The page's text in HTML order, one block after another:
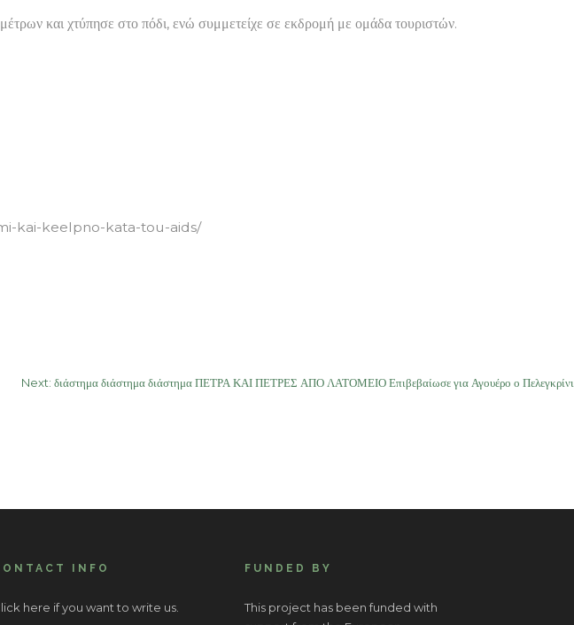
και χτύπησε στο πόδι, ενώ συμμετείχε σε εκδρομή με ομάδα τουριστών.
kai-keelpno-kata-tou-aids/
Next: διάστημα διάστημα διάστημα ΠΕΤΡΑ ΚΑΙ ΠΕΤΡΕΣ ΑΠΟ ΛΑΤΟΜΕΙΟ Επιβεβαίωσε για Αγουέρο ο Πελεγκρίνι
INFO
here if you want to write us.
FUNDED BY
This project has been funded with